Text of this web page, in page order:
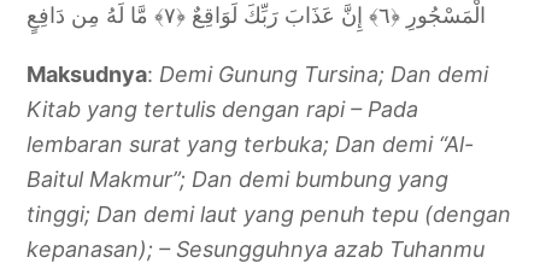
الْمَسْجُورِ ﴿٦﴾ إِنَّ عَذَابَ رَبِّكَ لَوَاقِعٌ ﴿٧﴾ مَّا لَهُ مِن دَافِعٍ
Maksudnya: Demi Gunung Tursina; Dan demi
Kitab yang tertulis dengan rapi – Pada
lembaran surat yang terbuka; Dan demi “Al-
Baitul Makmur”; Dan demi bumbung yang
tinggi; Dan demi laut yang penuh tepu (dengan
kepanasan); – Sesungguhnya azab Tuhanmu